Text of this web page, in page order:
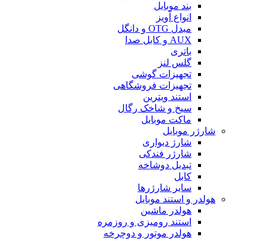
بند موبایل
انواع آویز
مبدل OTG و دانگل
AUX و کابل صدا
باتری
گلس لنز
تجهیزات گوشی
تجهیزات فروشگاهی
استند ویترین
سیخ و شاخک رگال
ماکت موبایل
شارژر موبایل
شارژ دیواری
شارژر فندکی
تبدیل دوشاخه
کابل
سایر شارژرها
هولدر و استند موبایل
هولدر ماشین
استند رومیزی و روزمره
هولدر موتور و دوچرخه